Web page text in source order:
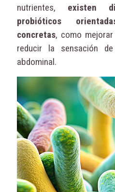
nutrientes, existen
probióticos
concretas, como
reducir la sensación
abdominal.